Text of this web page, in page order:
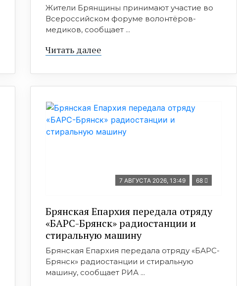
Жители Брянщины принимают участие во
Всероссийском форуме волонтёров-
медиков, сообщает ...
Читать далее
7 АВГУСТА 2026, 13:49 68
Брянская Епархия передала отряду
«БАРС-Брянск» радиостанции и
стиральную машину
Брянская Епархия передала отряду «БАРС-
Брянск» радиостанции и стиральную
машину, сообщает РИА ...